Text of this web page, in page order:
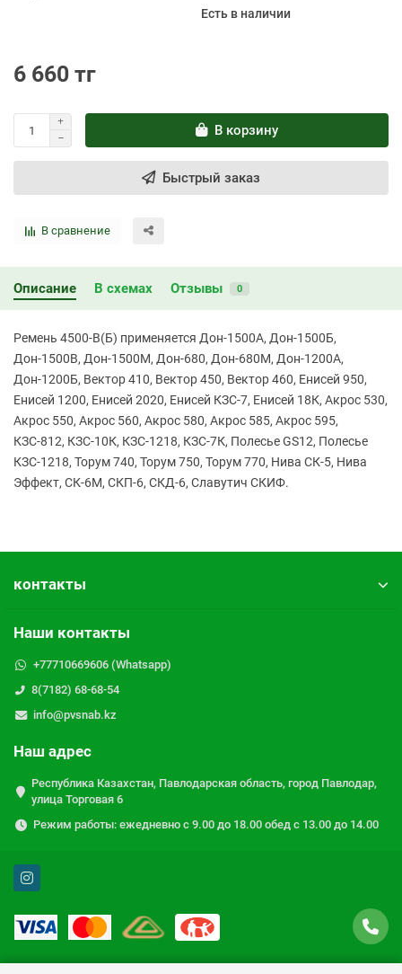
Есть в наличии
6 660 тг
В корзину
Быстрый заказ
В сравнение
Описание В схемах Отзывы 0
Ремень 4500-В(Б) применяется Дон-1500А, Дон-1500Б,
Дон-1500В, Дон-1500М, Дон-680, Дон-680М, Дон-1200А,
Дон-1200Б, Вектор 410, Вектор 450, Вектор 460, Енисей 950,
Енисей 1200, Енисей 2020, Енисей КЗС-7, Енисей 18К, Акрос 530,
Акрос 550, Акрос 560, Акрос 580, Акрос 585, Акрос 595,
КЗС-812, КЗС-10К, КЗС-1218, КЗС-7К, Полесье GS12, Полесье
КЗС-1218, Торум 740, Торум 750, Торум 770, Нива СК-5, Нива
Эффект, СК-6М, СКП-6, СКД-6, Славутич СКИФ.
контакты
Наши контакты
+77710669606 (Whatsapp)
8(7182) 68-68-54
info@pvsnab.kz
Наш адрес
Республика Казахстан, Павлодарская область, город Павлодар,
улица Торговая 6
Режим работы: ежедневно с 9.00 до 18.00 обед с 13.00 до 14.00